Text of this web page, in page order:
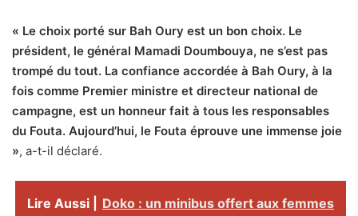
« Le choix porté sur Bah Oury est un bon choix. Le
président, le général Mamadi Doumbouya, ne s’est pas
trompé du tout. La confiance accordée à Bah Oury, à la
fois comme Premier ministre et directeur national de
campagne, est un honneur fait à tous les responsables
du Fouta. Aujourd’hui, le Fouta éprouve une immense joie
», a-t-il déclaré.
Lire Aussi |
Doko : un minibus offert aux femmes